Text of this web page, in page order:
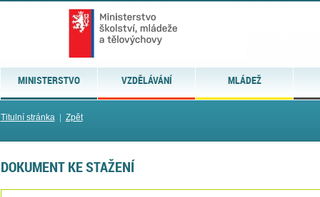
MINISTERSTVO VZDĚLÁVÁNÍ MLÁDEŽ
Titulní stránka| Zpět
DOKUMENT KE STAŽENÍ